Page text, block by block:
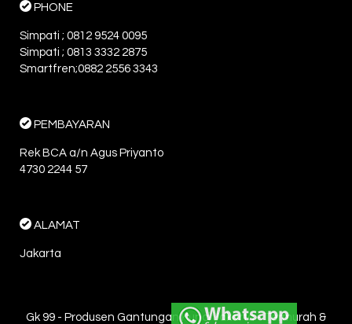
PHONE
Simpati ; 0812 9524 0095
Simpati ; 0813 3332 2875
Smartfren;0882 2556 3343
PEMBAYARAN
Rek BCA a/n Agus Priyanto
4730 2244 57
ALAMAT
Jakarta
Gk 99 - Produsen Gantungan Kunci Jakarta - Termurah &